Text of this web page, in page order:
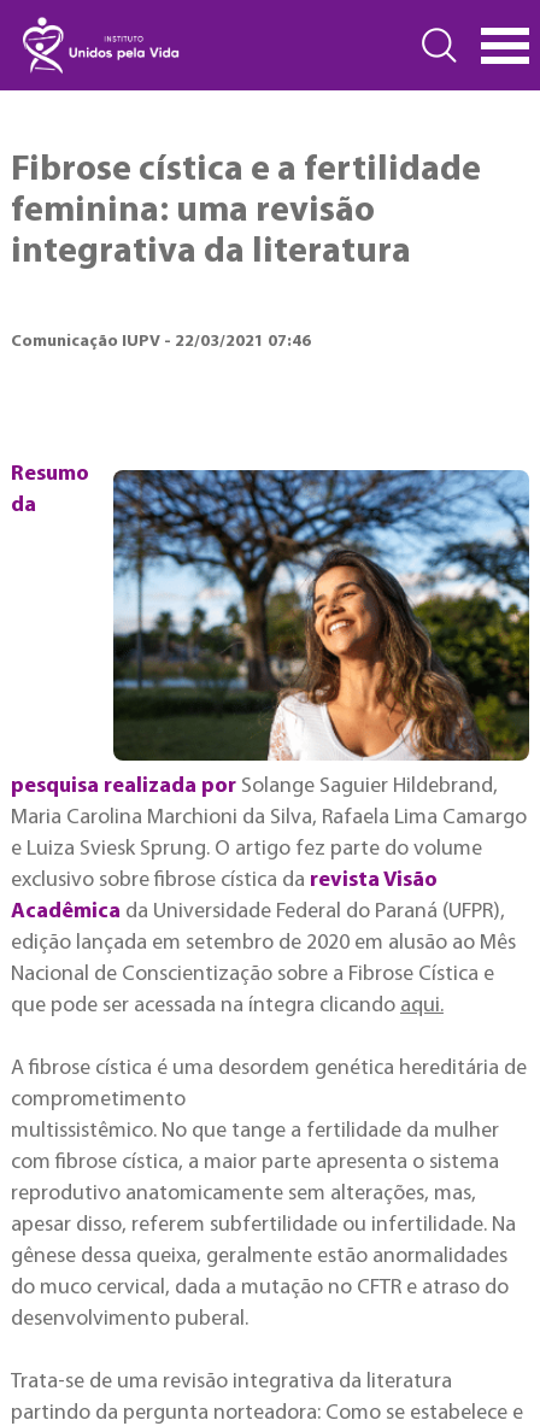
Fibrose cística e a fertilidade
feminina: uma revisão
integrativa da literatura
Comunicação IUPV - 22/03/2021 07:46
Resumo
da
pesquisa realizada porSolange Saguier Hildebrand,
Maria Carolina Marchioni da Silva, Rafaela Lima Camargo
e Luiza Sviesk Sprung. O artigo fez parte do volume
exclusivo sobre fibrose cística da revista Visão
Acadêmica da Universidade Federal do Paraná (UFPR),
edição lançada em setembro de 2020 em alusão ao Mês
Nacional de Conscientização sobre a Fibrose Cística e
que pode ser acessada na íntegra clicando aqui.
A fibrose cística é uma desordem genética hereditária de
comprometimento
multissistêmico. No que tange a fertilidade da mulher
com fibrose cística, a maior parte apresenta o sistema
reprodutivo anatomicamente sem alterações, mas,
apesar disso, referem subfertilidade ou infertilidade. Na
gênese dessa queixa, geralmente estão anormalidades
do muco cervical, dada a mutação no CFTR e atraso do
desenvolvimento puberal.
Trata-se de uma revisão integrativa da literatura
partindo da pergunta norteadora: Como se estabelece e